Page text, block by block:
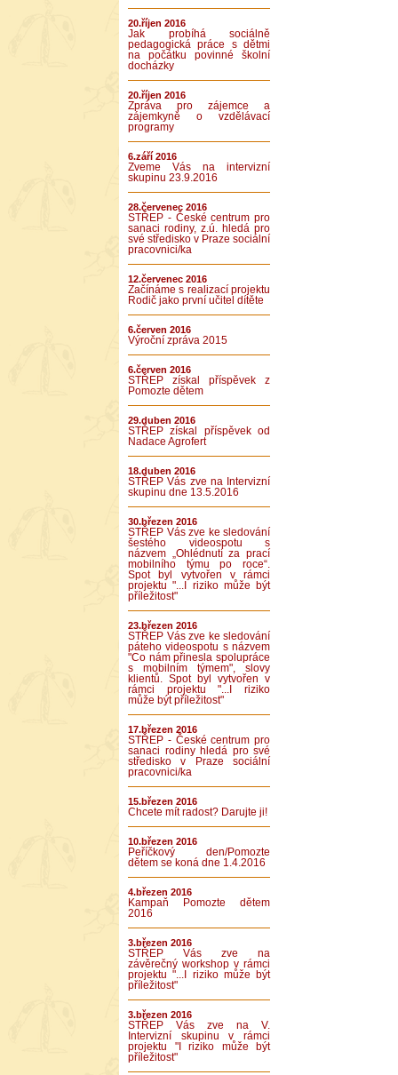
20.říjen 2016
Jak probíhá sociálně
pedagogická práce s dětmi
na počátku povinné školní
docházky
20.říjen 2016
Zpráva pro zájemce a
zájemkyně o vzdělávací
programy
6.září 2016
Zveme Vás na intervizní
skupinu 23.9.2016
28.červenec 2016
STŘEP - České centrum pro
sanaci rodiny, z.ú. hledá pro
své středisko v Praze sociální
pracovnici/ka
12.červenec 2016
Začínáme s realizací projektu
Rodič jako první učitel dítěte
6.červen 2016
Výroční zpráva 2015
6.červen 2016
STŘEP získal příspěvek z
Pomozte dětem
29.duben 2016
STŘEP získal příspěvek od
Nadace Agrofert
18.duben 2016
STŘEP Vás zve na Intervizní
skupinu dne 13.5.2016
30.březen 2016
STŘEP Vás zve ke sledování
šestého videospotu s
názvem „Ohlédnutí za prací
mobilního týmu po roce“.
Spot byl vytvořen v rámci
projektu "...I riziko může být
příležitost"
23.březen 2016
STŘEP Vás zve ke sledování
páteho videospotu s názvem
"Co nám přinesla spolupráce
s mobilním týmem", slovy
klientů. Spot byl vytvořen v
rámci projektu "...I riziko
může být příležitost"
17.březen 2016
STŘEP - České centrum pro
sanaci rodiny hledá pro své
středisko v Praze sociální
pracovnici/ka
15.březen 2016
Chcete mít radost? Darujte ji!
10.březen 2016
Peříčkový den/Pomozte
dětem se koná dne 1.4.2016
4.březen 2016
Kampaň Pomozte dětem
2016
3.březen 2016
STŘEP Vás zve na
závěrečný workshop v rámci
projektu "...I riziko může být
příležitost"
3.březen 2016
STŘEP Vás zve na V.
Intervizní skupinu v rámci
projektu "I riziko může být
příležitost"